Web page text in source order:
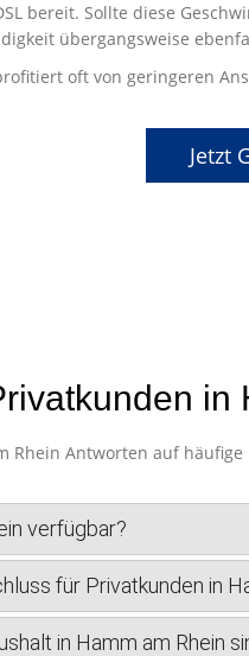
bereit. Sollte diese
übergangsweise
oft von geringeren
Jetzt
in
Rhein Antworten auf
verfügbar?
für Privatkunden in
in Hamm am Rhein